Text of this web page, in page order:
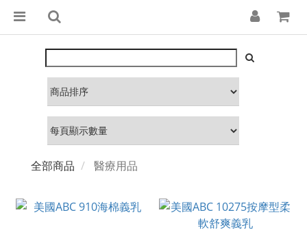
全部商品 醫療用品